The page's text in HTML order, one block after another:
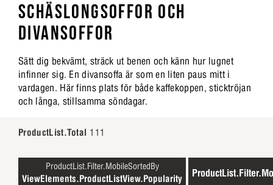
SCHÄSLONGSOFFOR OCH
DIVANSOFFOR
Sätt dig bekvämt, sträck ut benen och känn hur lugnet
infinner sig. En divansoffa är som en liten paus mitt i
vardagen. Här finns plats för både kaffekoppen, sticktröjan
och långa, stillsamma söndagar.
ProductList.Total 111
ProductList.Filter.MobileSortedBy
ViewElements.ProductListView.Popularity